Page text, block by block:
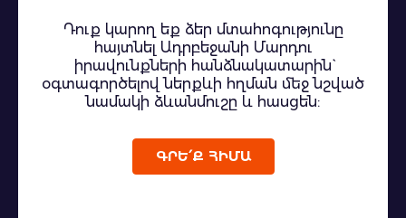
Դուք կարող եք ձեր մտահոգությունը
հայտնել Ադրբեջանի Մարդու
իրավունքների հանձնակատարին`
օգտագործելով ներքևի հղման մեջ նշված
նամակի ձևանմուշը և հասցեն:
ԳՐԵ՛Ք ՀԻՄԱ